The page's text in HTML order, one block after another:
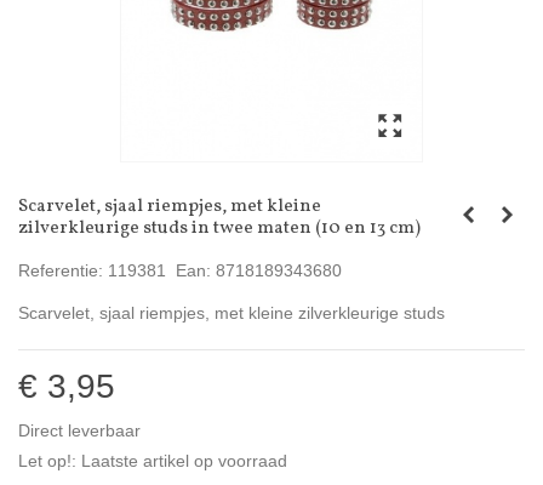
Scarvelet, sjaal riempjes, met kleine
zilverkleurige studs in twee maten (10 en 13 cm)
Referentie: 119381 Ean: 8718189343680
Scarvelet, sjaal riempjes, met kleine zilverkleurige studs
€ 3,95
Direct leverbaar
Let op!: Laatste artikel op voorraad